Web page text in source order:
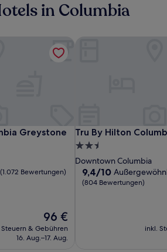
in Columbia
Greystone
Greystone
(1.072 Bewertungen)
Der
Preis
beträgt
96 €
Steuern & Gebühren
16. Aug.–17. Aug.
Greystone
Tru By Hilton
Tru By Hilton
2.5-
Sterne-
Unterkunft
Downtown Columbia
9.4
von
9,4/10
(804 Bewertungen)
inkl.
Tru By Hilton